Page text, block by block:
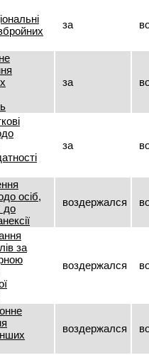
за
за
за
осіб,
до
воздержался
за
воздержался
воздержался